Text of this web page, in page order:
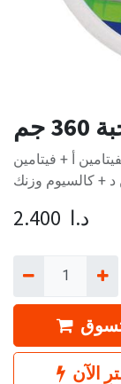
بالزيت النباتي24 مثلثاتفيتامين أ + فيتامين
د + كالسيوم وزنك
2.400 د.ا
الآن